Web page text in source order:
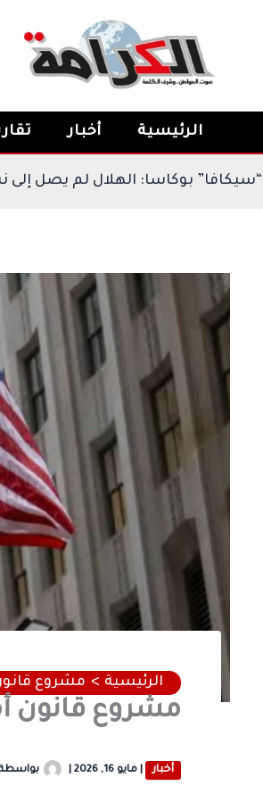
المحتوى
الرئيسية أخبار
المشاركة في “سيكافا” بوكاسا:
الرئيسية مشروع
مشروع قانون
أخبار مايو 16, 2026